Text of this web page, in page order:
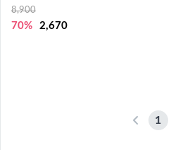
8,900
70% 2,670
1